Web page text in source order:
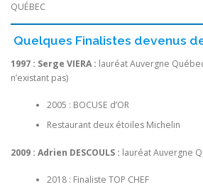
QUÉBEC
Quelques Finalistes devenus
1997 : Serge VIERA : lauréat Auvergne
n’existant pas)
2005 : BOCUSE d’OR
Restaurant deux étoiles Michelin
2009 : Adrien DESCOULS : lauréat Auvergne
2018 : Finaliste TOP CHEF